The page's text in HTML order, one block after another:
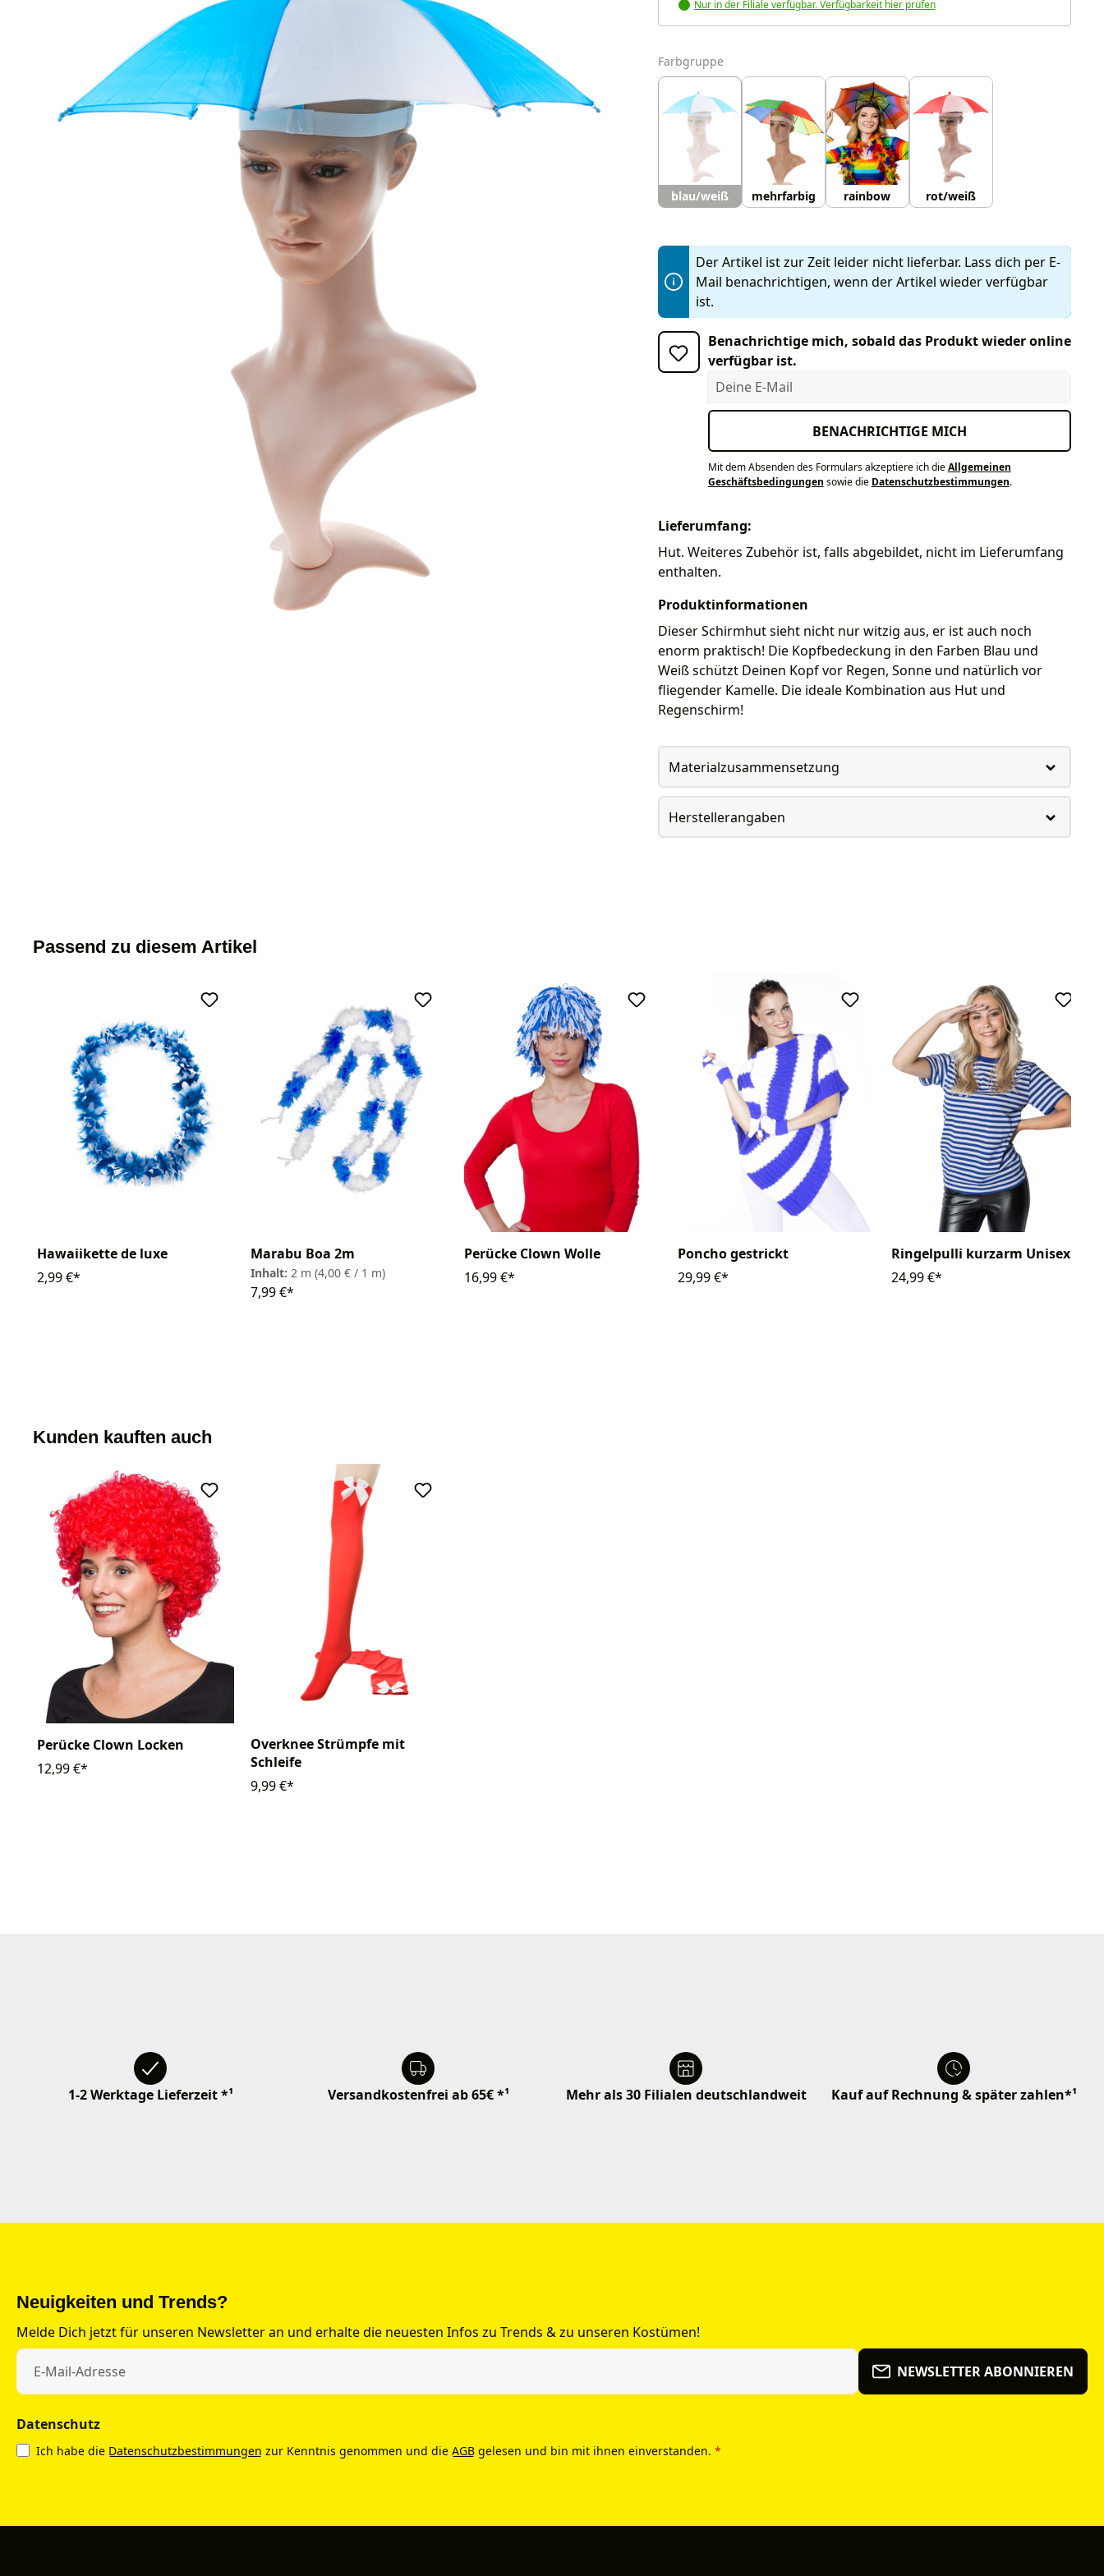
Nur in der Filiale verfügbar. Verfügbarkeit hier prüfen
Farbgruppeauswählen
blau/weiß mehrfarbig rainbow rot/weiß
Der Artikel ist zur Zeit leider nicht lieferbar. Lass dich per E-
Mail benachrichtigen, wenn der Artikel wieder verfügbar
ist.
Benachrichtige mich, sobald das Produkt wieder online
verfügbar ist.
Deine E-Mail
BENACHRICHTIGE MICH
Mit dem Absenden des Formulars akzeptiere ich dieAllgemeinen
Geschäftsbedingungen sowie die Datenschutzbestimmungen.
Lieferumfang:
Hut. Weiteres Zubehör ist, falls abgebildet, nicht im Lieferumfang
enthalten.
Produktinformationen
Dieser Schirmhut sieht nicht nur witzig aus, er ist auch noch
enorm praktisch! Die Kopfbedeckung in den Farben Blau und
Weiß schützt Deinen Kopf vor Regen, Sonne und natürlich vor
fliegender Kamelle. Die ideale Kombination aus Hut und
Regenschirm!
Materialzusammensetzung
Herstellerangaben
Passend zu diesem Artikel
Hawaiikette de luxe
2,99 €*
Marabu Boa 2m
Inhalt: 2 m (4,00 € / 1 m)
7,99 €*
Perücke Clown Wolle
16,99 €*
Poncho gestrickt
29,99 €*
Ringelpulli kurzarm Unisex
24,99 €*
Kunden kauften auch
Perücke Clown Locken
12,99 €*
Overknee Strümpfe mit
Schleife
9,99 €*
1-2 Werktage Lieferzeit *¹ Versandkostenfrei ab 65€ *¹ Mehr als 30 Filialen deutschlandweit Kauf auf Rechnung & später zahlen*¹
Neuigkeiten und Trends?
Melde Dich jetzt für unseren Newsletter an und erhalte die neuesten Infos zu Trends & zu unseren Kostümen!
NEWSLETTER ABONNIEREN
Datenschutz
Ich habe die Datenschutzbestimmungen zur Kenntnis genommen und die AGB gelesen und bin mit ihnen einverstanden. *